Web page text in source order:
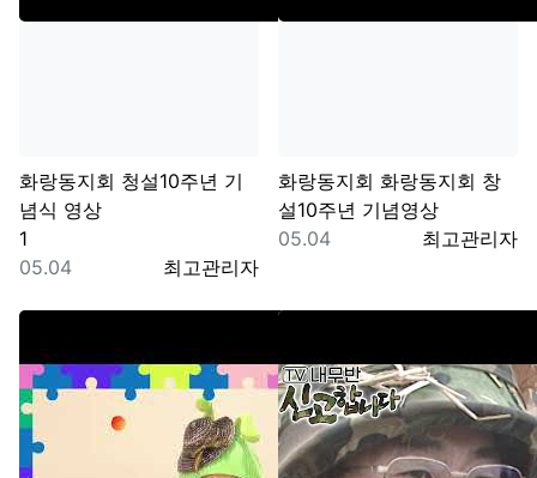
화랑동지회 청설10주년 기
념식 영상
댓글
1
등록자
최고관리자
등록일
05.04
화랑동지회 화랑동지회 창
설10주년 기념영상
등록자
최고관리자
등록일
05.04